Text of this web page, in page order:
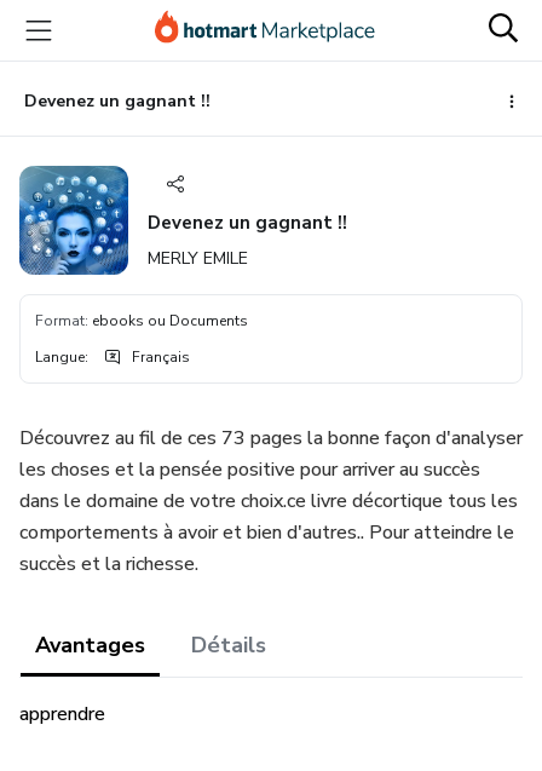
vers
contenu
principal
vers
bas
de
Devenez un gagnant !!
Devenez un gagnant !!
MERLY EMILE
Format: ebooks ou Documents
Langue: Français
Découvrez au fil de ces 73 pages la bonne façon d'analyser
les choses et la pensée positive pour arriver au succès
dans le domaine de votre choix.ce livre décortique tous les
comportements à avoir et bien d'autres.. Pour atteindre le
succès et la richesse.
Avantages Détails
apprendre